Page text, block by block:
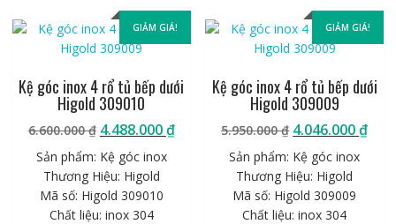
GIẢM GIÁ!
Kệ góc inox 4 rổ tủ bếp dưới
Higold 309010
6.600.000₫ Giá
gốc
là:
6.600.000 ₫.
4.488.000₫Giá
4.488.000 ₫.
Sản phẩm: Kệ góc inox
Thương Hiệu: Higold
Mã số: Higold 309010
Chất liệu: inox 304
GIẢM GIÁ!
Kệ góc inox 4 rổ tủ bếp dưới
Higold 309009
5.950.000₫ Giá
gốc
là:
5.950.000 ₫.
4.046.000₫Giá
Sản phẩm: Kệ góc inox
Thương Hiệu: Higold
Mã số: Higold 309009
Chất liệu: inox 304